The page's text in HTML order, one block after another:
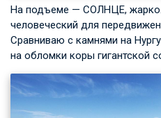
На подъеме — СОЛНЦЕ, жарко.
человеческий для
Сравниваю с камнями на
на обломки коры гигантской